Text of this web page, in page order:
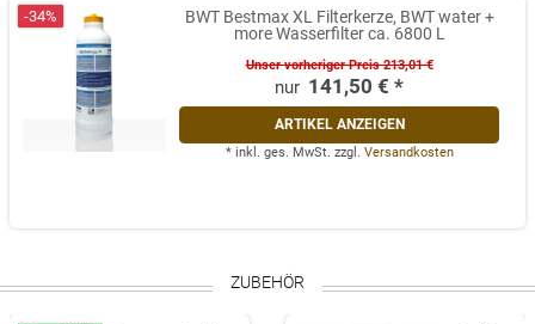
-34%
BWT Bestmax XL Filterkerze, BWT water +
more Wasserfilter ca. 6800 L
Unser vorheriger Preis 213,01 €
141,50 € *
ARTIKEL ANZEIGEN
* inkl. ges. MwSt. zzgl. Versandkosten
ZUBEHÖR